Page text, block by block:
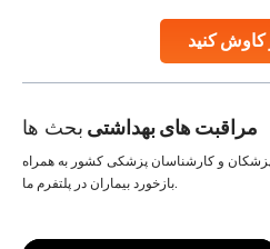
کاوش کنید
Studies, such as one published
مراقبت های بهداشتی بحث ها
و کارشناسان پزشکی کشور به همراه
بازخورد بیماران در پلتفرم ما.